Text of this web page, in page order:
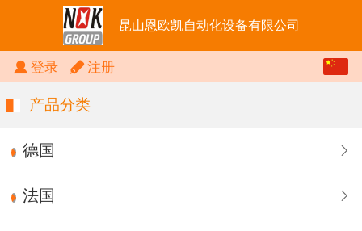
昆山恩欧凯自动化设备有限公司
登录 注册
产品分类
德国
法国